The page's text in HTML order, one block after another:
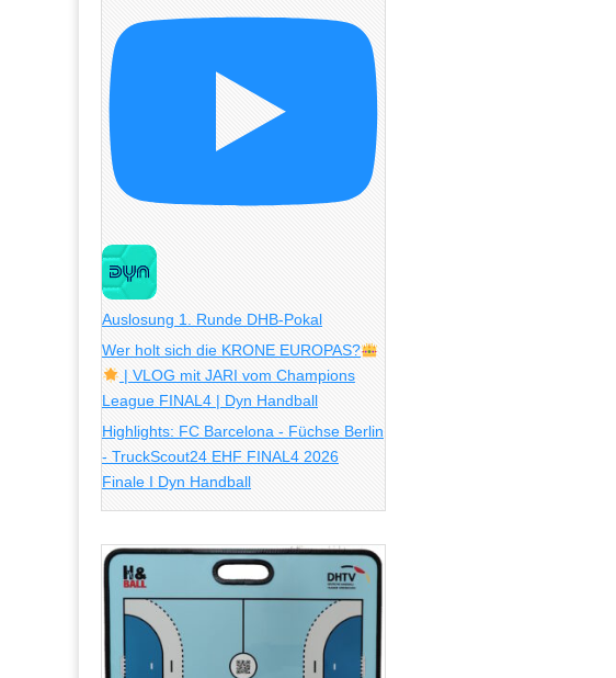
Auslosung 1. Runde DHB-Pokal
Wer holt sich die KRONE EUROPAS?
| VLOG mit JARI vom Champions
League FINAL4 | Dyn Handball
Highlights: FC Barcelona - Füchse Berlin
- TruckScout24 EHF FINAL4 2026
Finale I Dyn Handball